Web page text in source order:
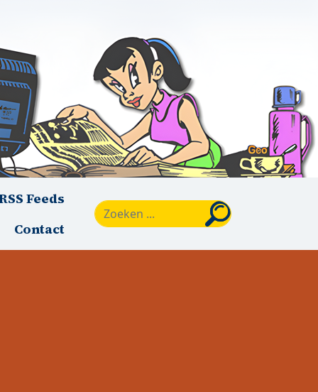
Feeds
Contact